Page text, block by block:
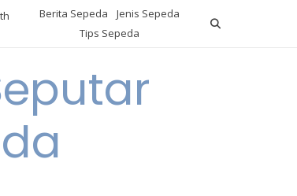
Berita Sepeda
Jenis Sepeda
Tips Sepeda